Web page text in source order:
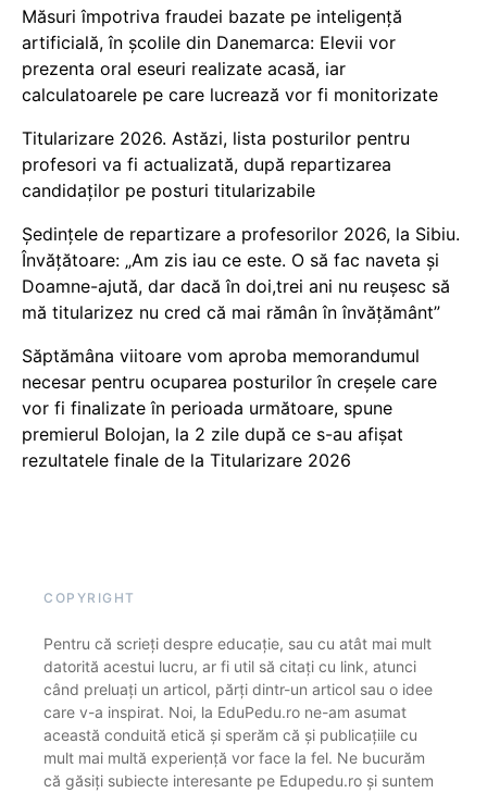
Măsuri împotriva fraudei bazate pe inteligență
artificială, în școlile din Danemarca: Elevii vor
prezenta oral eseuri realizate acasă, iar
calculatoarele pe care lucrează vor fi monitorizate
Titularizare 2026. Astăzi, lista posturilor pentru
profesori va fi actualizată, după repartizarea
candidaților pe posturi titularizabile
Ședințele de repartizare a profesorilor 2026, la Sibiu.
Învățătoare: „Am zis iau ce este. O să fac naveta și
Doamne-ajută, dar dacă în doi,trei ani nu reușesc să
mă titularizez nu cred că mai rămân în învățământ”
Săptămâna viitoare vom aproba memorandumul
necesar pentru ocuparea posturilor în creșele care
vor fi finalizate în perioada următoare, spune
premierul Bolojan, la 2 zile după ce s-au afișat
rezultatele finale de la Titularizare 2026
COPYRIGHT
Pentru că scrieți despre educație, sau cu atât mai mult
datorită acestui lucru, ar fi util să citați cu link, atunci
când preluați un articol, părți dintr-un articol sau o idee
care v-a inspirat. Noi, la EduPedu.ro ne-am asumat
această conduită etică și sperăm că și publicațiile cu
mult mai multă experiență vor face la fel. Ne bucurăm
că găsiți subiecte interesante pe Edupedu.ro și suntem